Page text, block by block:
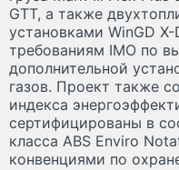
GTT, а также
установками WinGD
требованиям IMO по
дополнительной
газов. Проект также
индекса
сертифицированы в
класса ABS Enviro
конвенциями по